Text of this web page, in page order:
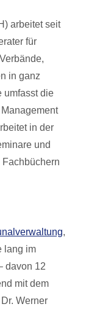
arbeitet seit
für
in ganz
umfasst die
in der
und
,
lang im
davon 12
mit dem
Werner